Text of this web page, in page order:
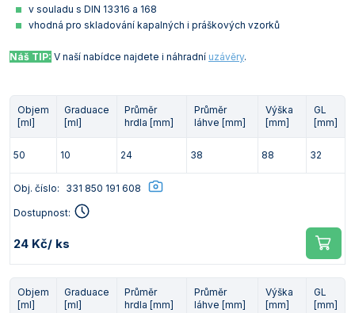
v souladu s DIN 13316 a 168
vhodná pro skladování kapalných i práškových vzorků
Náš TIP: V naší nabídce najdete i náhradní uzávěry.
Objem
[ml]
Graduace
[ml]
Průměr
hrdla [mm]
Průměr
láhve [mm]
Výška
[mm]
GL
[mm]
50 10 24 38 88 32
Obj. číslo: 331 850 191 608
Dostupnost:
24 Kč/ ks
Objem
[ml]
Graduace
[ml]
Průměr
hrdla [mm]
Průměr
láhve [mm]
Výška
[mm]
GL
[mm]